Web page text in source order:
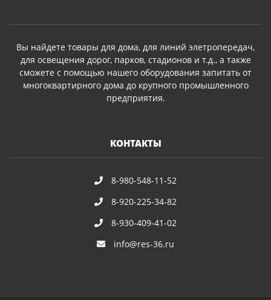
Вы найдете товары для дома, для линий элетропередач,
для освещения дорог, парков, стадионов и т.д., а также
сможете с помощью нашего оборудования запитать от
многоквартирного дома до крупного промышленного
предприятия.
КОНТАКТЫ
8-980-548-11-52
8-920-225-34-82
8-930-409-41-02
info@res-36.ru